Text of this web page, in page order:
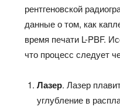
рентгеновской
данные о том, как
время печати L-PBF.
что процесс следует
Лазер. Лазер
углубление в